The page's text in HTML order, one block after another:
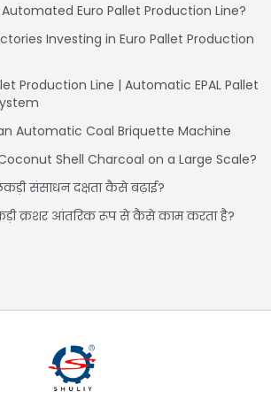
Euro Pallet Production Line?
Investing in Euro Pallet Production
Production Line | Automatic EPAL Pallet
Automatic Coal Briquette Machine
Shell Charcoal on a Large Scale?
संसाधन दक्षता कैसे बढ़ाई?
क्रशर आंतरिक रूप से कैसे काम करता है?